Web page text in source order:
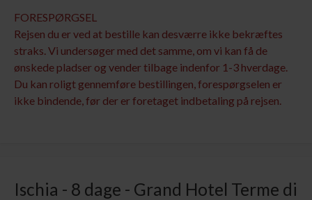
FORESPØRGSEL
Rejsen du er ved at bestille kan desværre ikke bekræftes
straks. Vi undersøger med det samme, om vi kan få de
ønskede pladser og vender tilbage indenfor 1-3 hverdage.
Du kan roligt gennemføre bestillingen, forespørgselen er
ikke bindende, før der er foretaget indbetaling på rejsen.
Ischia - 8 dage - Grand Hotel Terme di